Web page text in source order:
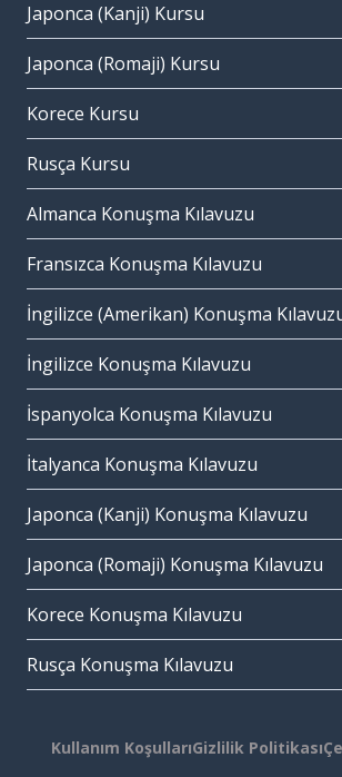
Japonca (Kanji) Kursu
Japonca (Romaji) Kursu
Korece Kursu
Rusça Kursu
Almanca Konuşma Kılavuzu
Fransızca Konuşma Kılavuzu
İngilizce (Amerikan) Konuşma
İngilizce Konuşma Kılavuzu
İspanyolca Konuşma Kılavuzu
İtalyanca Konuşma Kılavuzu
Japonca (Kanji) Konuşma Kılavuzu
Japonca (Romaji) Konuşma Kılavuzu
Korece Konuşma Kılavuzu
Rusça Konuşma Kılavuzu
Kullanım KoşullarıGizlilik Politikası